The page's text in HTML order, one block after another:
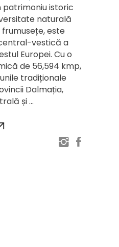
patrimoniu istoric
naturală
este
vestică a
Europei. Cu o
de 56,594 kmp,
tradiționale
Dalmația,
și